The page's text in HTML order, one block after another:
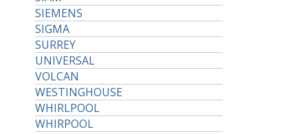
SIEMENS
SIGMA
SURREY
UNIVERSAL
VOLCAN
WESTINGHOUSE
WHIRLPOOL
WHIRPOOL